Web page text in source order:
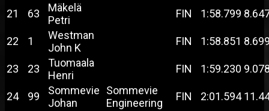
21 63
Mäkelä
Petri
FIN 1:58.799
22 1
Westman
John K
FIN 1:58.851
23 23
Tuomaala
Henri
FIN 1:59.230
24 99
Sommevie
Johan
Sommevie
Engineering
FIN 2:01.594